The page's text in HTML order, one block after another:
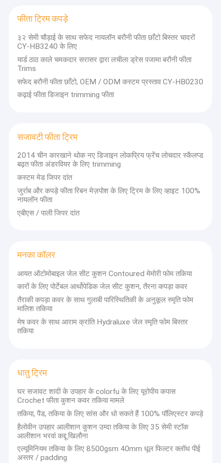
फीता ट्रिम कपड़े
३२ सेमी चौड़ाई के साथ सफेद नायलॉन बरौनी फीता छाँटो बिस्तर चादरों
CY-HB3240 के लिए
यार्ड ठाठ काले चमकदार सरासर द्वारा लचीला ड्रेस पजामा बरौनी फीता
Trims
सफेद बरौनी फीता छाँटो, OEM / ODM कस्टम प्रस्ताव CY-HB0230
कढ़ाई फीता डिजाइन trimming फीता
सजावटी फीता ट्रिम
2014 चीन कारखाने थोक नए डिजाइन लोकप्रिय फ्रेंच लोचदार स्कैलप्ड
बढ़त फीता अंडरवियर के लिए trimming
कस्टम मेड जिपर दांत
जुर्राब और कपड़े फीता रिबन मेज़पोश के लिए ट्रिम के लिए व्हाइट 100%
नायलॉन फीता
एबीएस / पाली जिपर दांत
मनका कॉलर
आयत ऑटोमोबाइल जेल सीट कुशन Contoured मेमोरी फोम तकिया
कारों के लिए पोर्टेबल आर्थोपेडिक जेल सीट कुशन, तैरना कपड़ा कवर
तैराकी कपड़ा कवर के साथ गुलाबी पारिस्थितिकी के अनुकूल स्मृति फोम
मालिश तकिया
मेष कवर के साथ आराम क्रांति Hydraluxe जेल स्मृति फोम बिस्तर
तकिया
धातु ट्रिम
घर सजावट शादी के उपहार के colorfu के लिए यूरोपीय कपास
Crochet फीता कुशन कवर तकिया मामले
तकिया, पैड, तकिया के लिए सांस और धो सकते हैं 100% पॉलिएस्टर कपड़े
हैलोवीन उपहार आलीशान कुशन उम्दा तकिया के लिए 35 सेमी स्टॉक
आलीशान भरवां कद्दू खिलौना
एल्यूमिनियम तकिया के लिए 8500gsm 40mm धूल फिल्टर क्लॉथ पीई
अस्तर / padding